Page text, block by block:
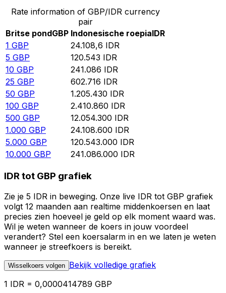
Rate information of GBP/IDR currency
pair
Britse pondGBP Indonesische roepiaIDR
1 GBP 24.108,6 IDR
5 GBP 120.543 IDR
10 GBP 241.086 IDR
25 GBP 602.716 IDR
50 GBP 1.205.430 IDR
100 GBP 2.410.860 IDR
500 GBP 12.054.300 IDR
1.000 GBP 24.108.600 IDR
5.000 GBP 120.543.000 IDR
10.000 GBP 241.086.000 IDR
IDR tot GBP grafiek
Zie je 5 IDR in beweging. Onze live IDR tot GBP grafiek
volgt 12 maanden aan realtime middenkoersen en laat
precies zien hoeveel je geld op elk moment waard was.
Wil je weten wanneer de koers in jouw voordeel
verandert? Stel een koersalarm in en we laten je weten
wanneer je streefkoers is bereikt.
Wisselkoers volgen Bekijk volledige grafiek
1 IDR = 0,0000414789 GBP